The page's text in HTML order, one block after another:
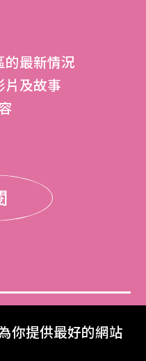
你提供最好的網站
的最新情況
片及故事